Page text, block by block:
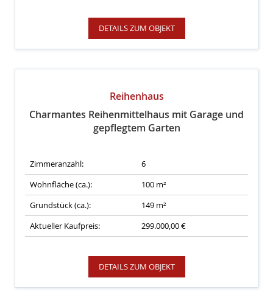
DETAILS ZUM OBJEKT
Reihenhaus
Charmantes Reihenmittelhaus mit Garage und
gepflegtem Garten
Zimmeranzahl:
6
Wohnfläche (ca.):
100 m²
Grundstück (ca.):
149 m²
Aktueller Kaufpreis:
299.000,00 €
DETAILS ZUM OBJEKT